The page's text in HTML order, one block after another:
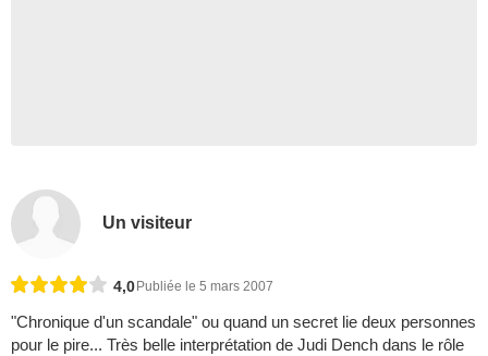
Un visiteur
4,0 Publiée le 5 mars 2007
"Chronique d'un scandale" ou quand un secret lie deux personnes
pour le pire... Très belle interprétation de Judi Dench dans le rôle